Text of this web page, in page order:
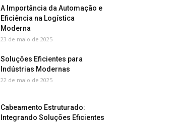
A Importância da Automação e
Eficiência na Logística
Moderna
23 de maio de 2025
Soluções Eficientes para
Indústrias Modernas
22 de maio de 2025
Cabeamento Estruturado:
Integrando Soluções Eficientes